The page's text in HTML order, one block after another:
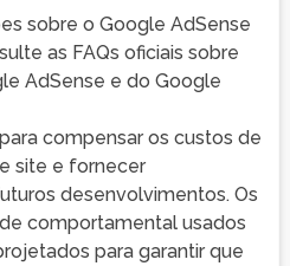
sobre o Google AdSense
as FAQs oficiais sobre
AdSense e do Google
compensar os custos de
site e fornecer
desenvolvimentos. Os
comportamental usados
para garantir que